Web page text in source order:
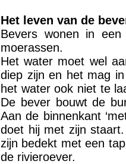
Het leven van de
Bevers wonen in
moerassen.
Het water moet wel
diep zijn en het mag
het water ook niet te
De bever bouwt de
Aan de binnenkant
doet hij met zijn
zijn bedekt met een
de rivieroever.